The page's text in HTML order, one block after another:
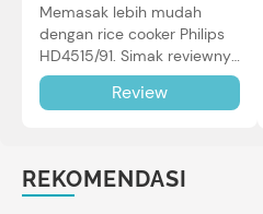
Memasak lebih mudah
dengan rice cooker Philips
HD4515/91. Simak reviewnya
di sini.
Review
REKOMENDASI